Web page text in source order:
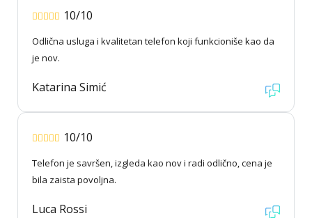
10/10
Odlična usluga i kvalitetan telefon koji funkcioniše kao da
je nov.
Katarina Simić
10/10
Telefon je savršen, izgleda kao nov i radi odlično, cena je
bila zaista povoljna.
Luca Rossi